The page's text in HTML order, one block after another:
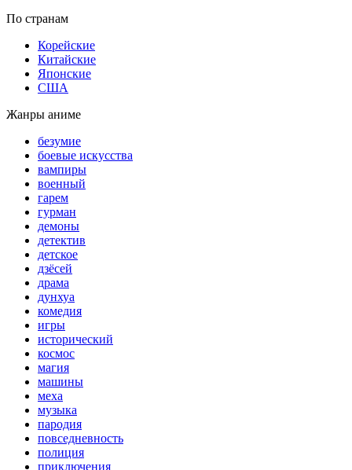
По странам
Корейские
Китайские
Японские
США
Жанры аниме
безумие
боевые искусства
вампиры
военный
гарем
гурман
демоны
детектив
детское
дзёсей
драма
дунхуа
комедия
игры
исторический
космос
магия
машины
меха
музыка
пародия
повседневность
полиция
приключения